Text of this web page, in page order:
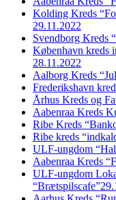
Kolding Kreds
29.11.2022
Svendborg Kreds
København kreds
28.11.2022
Aalborg Kreds
Frederikshavn
Århus Kreds og
Aabenraa Kreds
Ribe Kreds
Ribe kreds
ULF-ungdom
Aabenraa Kreds
ULF-ungdom